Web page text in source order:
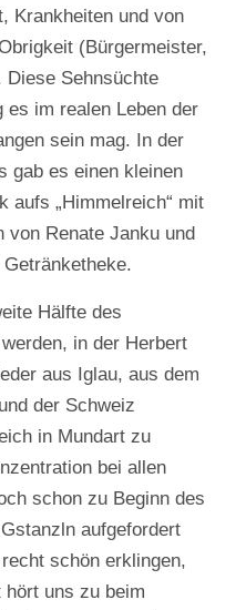
Krankheiten und von
(Bürgermeister,
Diese Sehnsüchte
es im realen Leben der
sein mag. In der
gab es einen kleinen
aufs „Himmelreich“ mit
von Renate Janku und
Hälfte des
in der Herbert
aus Iglau, aus dem
der Schweiz
in Mundart zu
bei allen
schon zu Beginn des
aufgefordert
schön erklingen,
uns zu beim